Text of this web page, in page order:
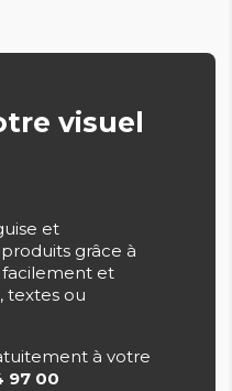
visuel
et
grâce à
et
textes ou
à votre
97 00